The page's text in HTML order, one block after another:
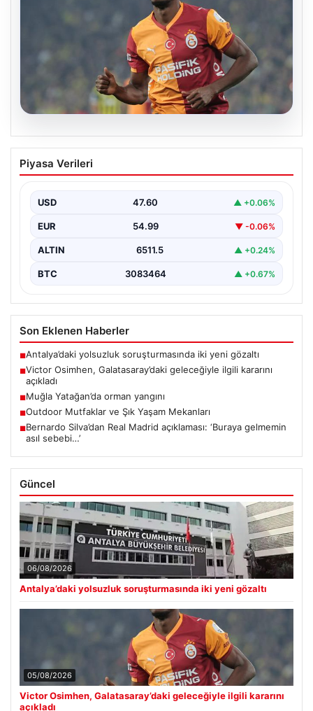
05.08.2026
Victor Osimhen, Galatasaray’daki
geleceğiyle ilgili kararını açıkladı
dönemde gösterdiği etkileyici performansla Avrupa'nın
önde gelen kulüplerinin…
Piyasa Verileri
USD 47.60 ▲ +0.06%
EUR 54.99 ▼ -0.06%
ALTIN 6511.5 ▲ +0.24%
BTC 3083464 ▲ +0.67%
Son Eklenen Haberler
■Antalya’daki yolsuzluk soruşturmasında iki yeni gözaltı
■Victor Osimhen, Galatasaray’daki geleceğiyle ilgili kararını
açıkladı
■Muğla Yatağan’da orman yangını
■Outdoor Mutfaklar ve Şık Yaşam Mekanları
■Bernardo Silva’dan Real Madrid açıklaması: ‘Buraya gelmemin
asıl sebebi…’
Güncel
06/08/2026
Antalya’daki yolsuzluk soruşturmasında iki yeni gözaltı
05/08/2026
Victor Osimhen, Galatasaray’daki geleceğiyle ilgili kararını
açıkladı